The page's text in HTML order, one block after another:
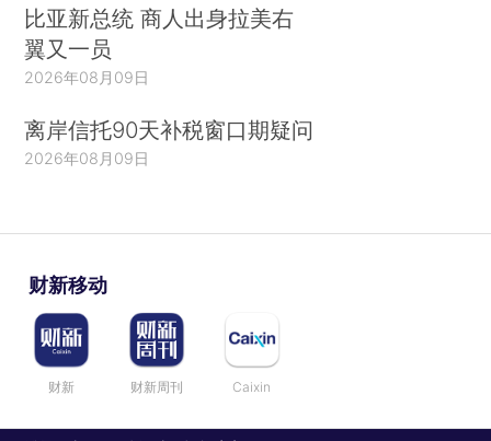
比亚新总统 商人出身拉美右
翼又一员
2026年08月09日
离岸信托90天补税窗口期疑问
2026年08月09日
财新移动
财新 财新周刊 Caixin